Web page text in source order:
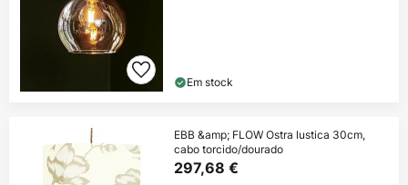
Em stock
EBB &amp; FLOW Ostra lustica 30cm,
cabo torcido/dourado
297,68 €